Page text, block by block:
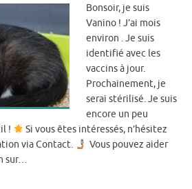
Bonsoir, je suis
Vanino ! J’ai mois
environ . Je suis
identifié avec les
vaccins à jour.
Prochainement, je
serai stérilisé. Je suis
encore un peu
!
Si vous êtes intéressés, n’hésitez
via Contact.
Vous pouvez aider
sur…